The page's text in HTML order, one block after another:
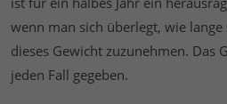
wenn man sich überlegt, wie
dieses Gewicht zuzunehmen. Das
jeden Fall gegeben.